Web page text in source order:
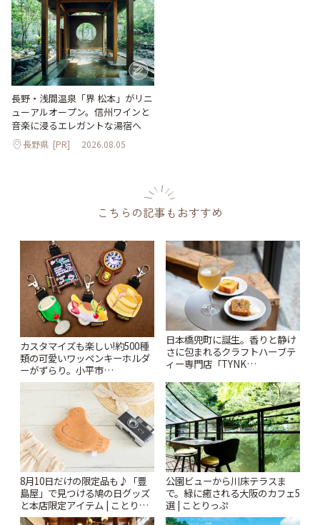
長野・浅間温泉「界 松本」がリニ
ューアルオープン。信州ワインと
音楽に浸るエレガントな湯宿へ
長野県 [PR] 2026.08.05
こちらの記事もおすすめ
カスタマイズも楽しい!約500種
類の可愛いワッペンキーホルダ
ーがずらり。小平市
「Kimamaya T&K」 | ことりっ
日本橋兜町に誕生。香りと静け
さに包まれるクラフトハーブテ
ィー専門店「TYNK
8月10日だけの限定品も♪「豊
島屋」で見つける鳩の日グッズ
と本店限定アイテム | ことりっ
ぷ
公園ビューから川床テラスま
で。緑に癒される大阪のカフェ5
選 | ことりっぷ